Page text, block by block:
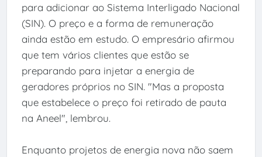
para adicionar ao Sistema Interligado Nacional
(SIN). O preço e a forma de remuneração
ainda estão em estudo. O empresário afirmou
que tem vários clientes que estão se
preparando para injetar a energia de
geradores próprios no SIN. "Mas a proposta
que estabelece o preço foi retirado de pauta
na Aneel", lembrou.
Enquanto projetos de energia nova não saem